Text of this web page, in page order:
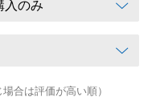
合は評価が高い順）